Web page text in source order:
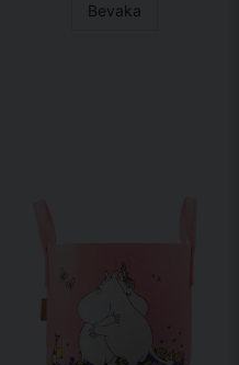
Bevaka